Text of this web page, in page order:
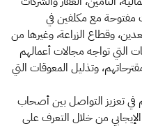
مفتوحة مع مكلفين في
وقطاع الزراعة، وغيرها من
تواجه مجالات أعمالهم
وتذليل المعوقات التي
تعزيز التواصل بين أصحاب
من خلال التعرف على